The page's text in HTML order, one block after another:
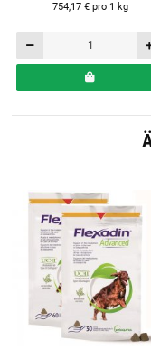
754,17 € pro 1 kg